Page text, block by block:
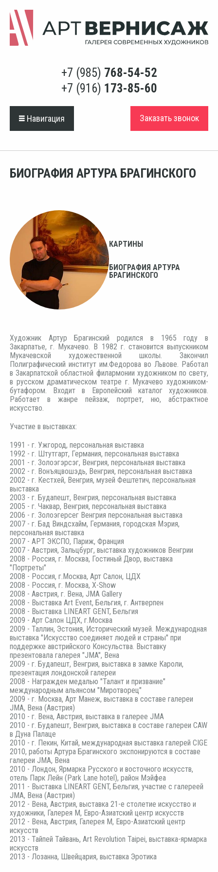
+7 (985) 768-54-52
+7 (916) 173-85-60
Навигация Заказать звонок
БИОГРАФИЯ АРТУРА БРАГИНСКОГО
КАРТИНЫ
БИОГРАФИЯ АРТУРА
БРАГИНСКОГО
Художник Артур Брагинский родился в 1965 году в
Закарпатье, г. Мукачево. В 1982 г. становится выпускником
Мукачевской художественной школы. Закончил
Полиграфический институт им.Федорова во Львове. Работал
в Закарпатской областной филармонии художником по свету,
в русском драматическом театре г. Мукачево художником-
бутафором. Входит в Европейский каталог художников.
Работает в жанре пейзаж, портрет, ню, абстрактное
искусство.
Участие в выставках:
1991 - г. Ужгород, персональная выставка
1992 - г. Штутгарт, Германия, персональная выставка
2001 - г. Золоэгэрсэг, Венгрия, персональная выставка
2002 - г. Вонъяцвошэдь, Венгрия, персональная выставка
2002 - г. Кестхей, Венгрия, музей Фештетич, персональная
выставка
2003 - г. Будапешт, Венгрия, персональная выставка
2005 - г. Чаквар, Венгрия, персональная выставка
2006 - г. Золоэгерсег Венгрия персональная выставка
2007 - г. Бад Виндсхайм, Германия, городская Мэрия,
персональная выставка
2007 - АРТ ЭКСПО, Париж, Франция
2007 - Австрия, Зальцбург, выставка художников Венгрии
2008 - Россия, г. Москва, Гостиный Двор, выставка
"Портреты"
2008 - Россия, г.Москва, Арт Салон, ЦДХ
2008 - Россия, г. Москва, Х-Show
2008 - Австрия, г. Вена, JMA Gallery
2008 - Выставка Art Event, Бельгия, г. Антверпен
2008 - Выставка LINEART GENT, Бельгия
2009 - Арт Салон ЦДХ, г.Москва
2009 - Таллин, Эстония, Исторический музей. Международная
выставка "Искусство соединяет людей и страны" при
поддержке австрийского Консульства. Выставку
презентовала галерея "JMA", Вена
2009 - г. Будапешт, Венгрия, выставка в замке Кароли,
презентация лондонской галереи
2008 - Награжден медалью "Талант и призвание"
международным альянсом "Миротворец"
2009 - г. Москва, Арт Манеж, выставка в составе галереи
JMA, Вена (Австрия)
2010 - г. Вена, Австрия, выставка в галерее JMA
2010 - г. Будапешт, Венгрия, выставка в составе галереи CAW
в Дуна Палаце
2010 - г. Пекин, Китай, международная выставка галерей CIGE
2010, работы Артура Брагинского экспонируются в составе
галереи JMA, Вена
2010 - Лондон, Ярмарка Русского и восточного искусств,
отель Парк Лейн (Park Lane hotel), район Мэйфеа
2011 - Выставка LINEART GENT, Бельгия, участие с галереей
JMA, Вена (Австрия)
2012 - Вена, Австрия, выставка 21-е столетие искусство и
художники, Галерея М, Евро-Азиатский центр искусств
2012 - Вена, Австрия, Галерея М, Евро-Азиатский центр
искусств
2013 - Тайпей Тайвань, Art Revolution Taipei, выставка-ярмарка
искусств
2013 - Лозанна, Швейцария, выставка Эротика